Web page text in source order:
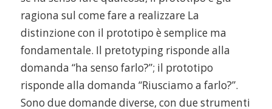
ragiona sul come fare a realizzare La
distinzione con il prototipo è semplice ma
fondamentale. Il pretotyping risponde alla
domanda “ha senso farlo?”; il prototipo
risponde alla domanda “Riusciamo a farlo?”.
Sono due domande diverse, con due strumenti